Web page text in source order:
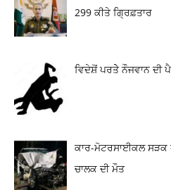
299 ਕੀਤੇ ਗ੍ਰਿਫ਼ਤਾਰ
ਵਿਦੇਸ਼ੋਂ ਪਰਤੇੇ ਨੌਜਵਾਨ ਦੀ
ਕਾਰ-ਮੋਟਰਸਾਈਕਲ ਸੜਕ
ਚਾਲਕ ਦੀ ਮੌਤ